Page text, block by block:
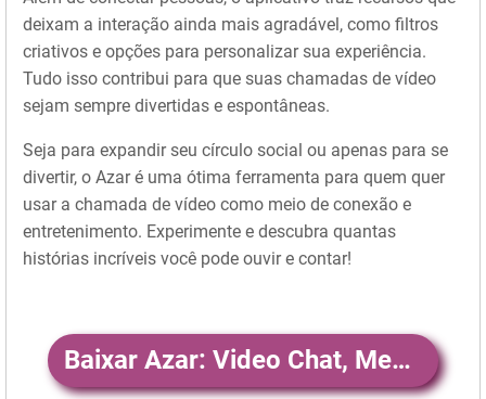
deixam a interação ainda mais agradável, como filtros
criativos e opções para personalizar sua experiência.
Tudo isso contribui para que suas chamadas de vídeo
sejam sempre divertidas e espontâneas.
Seja para expandir seu círculo social ou apenas para se
divertir, o Azar é uma ótima ferramenta para quem quer
usar a chamada de vídeo como meio de conexão e
entretenimento. Experimente e descubra quantas
histórias incríveis você pode ouvir e contar!
Baixar Azar: Video Chat, Meet Friends